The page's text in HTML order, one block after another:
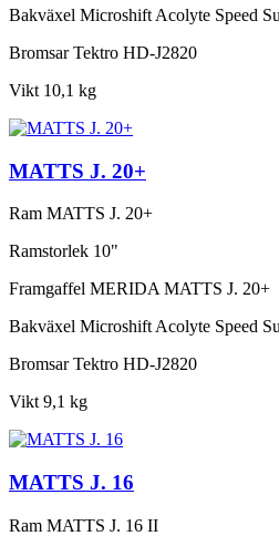
Bakväxel Microshift Acolyte Speed
Bromsar Tektro HD-J2820
Vikt 10,1 kg
MATTS J. 20+
Ram MATTS J. 20+
Ramstorlek 10"
Framgaffel MERIDA MATTS J. 20+
Bakväxel Microshift Acolyte Speed
Bromsar Tektro HD-J2820
Vikt 9,1 kg
MATTS J. 16
Ram MATTS J. 16 II